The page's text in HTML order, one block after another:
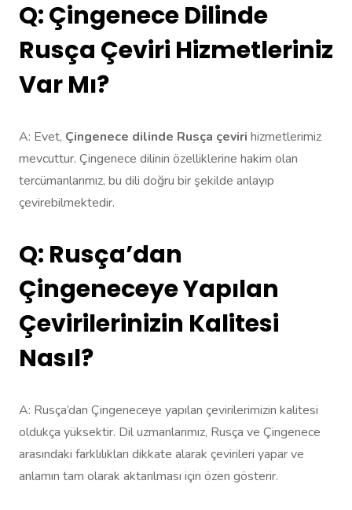
Q: Çingenece Dilinde
Rusça Çeviri Hizmetleriniz
Var Mı?
A: Evet, Çingenece dilinde Rusça çeviri hizmetlerimiz
mevcuttur. Çingenece dilinin özelliklerine hakim olan
tercümanlarımız, bu dili doğru bir şekilde anlayıp
çevirebilmektedir.
Q: Rusça’dan
Çingeneceye Yapılan
Çevirilerinizin Kalitesi
Nasıl?
A: Rusça’dan Çingeneceye yapılan çevirilerimizin kalitesi
oldukça yüksektir. Dil uzmanlarımız, Rusça ve Çingenece
arasındaki farklılıkları dikkate alarak çevirileri yapar ve
anlamın tam olarak aktarılması için özen gösterir.